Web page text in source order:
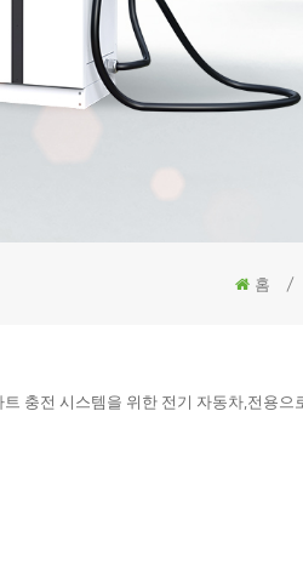
홈 /
충전 시스템을 위한 전기 자동차,전용으